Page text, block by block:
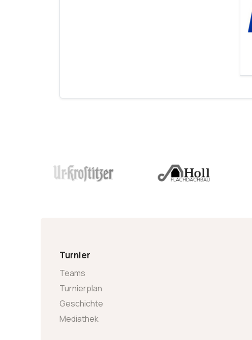
Turnier
Teams
Turnierplan
Geschichte
Mediathek